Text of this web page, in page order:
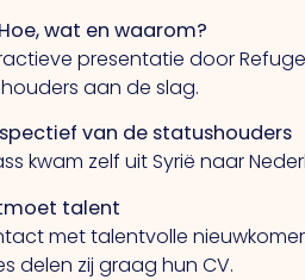
Hoe, wat en waarom?
presentatie door
aan de slag.
van de statushouders
kwam zelf uit Syrië naar
talent
met talentvolle
delen zij graag hun CV.